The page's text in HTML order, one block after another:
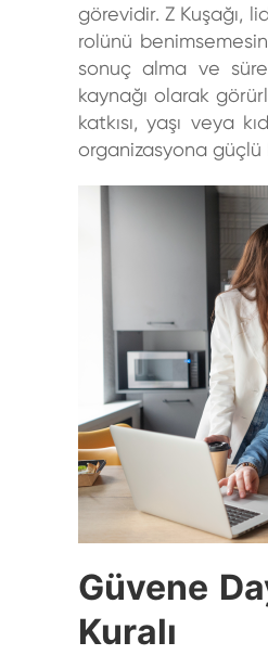
görevidir. Z Kuşağı,
rolünü
sonuç alma ve
kaynağı olarak
katkısı, yaşı veya
organizasyona güçlü
Güvene
Kuralı